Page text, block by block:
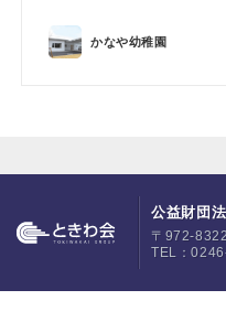
かなや幼稚園
公益財団
〒972-
TEL：